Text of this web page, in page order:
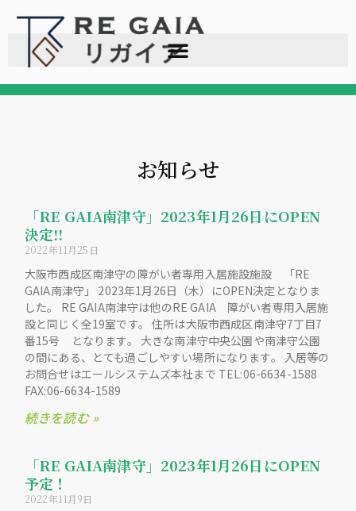
お知らせ
「RE GAIA南津守」2023年1月26日にOPEN
決定!!
2022年11月25日
大阪市西成区南津守の障がい者専用入居施設施設 「RE
GAIA南津守」 2023年1月26日（木）にOPEN決定となりま
した。 RE GAIA南津守は他のRE GAIA 障がい者専用入居施
設と同じく全19室です。 住所は大阪市西成区南津守7丁目7
番15号 となります。 大きな南津守中央公園や南津守公園
の間にある、とても過ごしやすい場所になります。 入居等の
お問合せはエールシステムズ本社まで TEL:06-6634-1588
FAX:06-6634-1589
続きを読む »
「RE GAIA南津守」2023年1月26日にOPEN
予定！
2022年11月9日